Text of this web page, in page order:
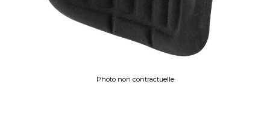
Photo non contractuelle